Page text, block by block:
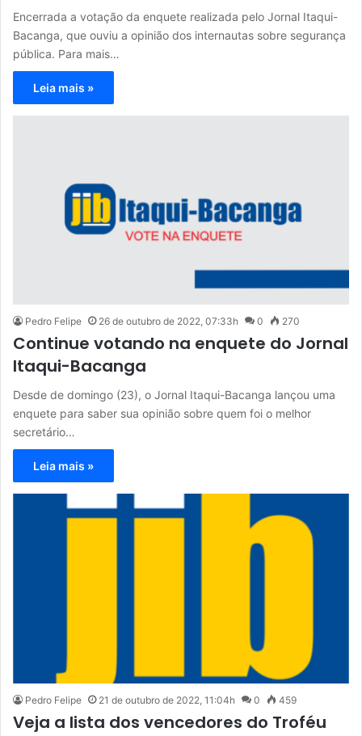
Encerrada a votação da enquete realizada pelo Jornal Itaqui-
Bacanga, que ouviu a opinião dos internautas sobre segurança
pública. Para mais…
Leia mais »
Pedro Felipe 26 de outubro de 2022, 07:33h 0 270
Continue votando na enquete do Jornal
Itaqui-Bacanga
Desde de domingo (23), o Jornal Itaqui-Bacanga lançou uma
enquete para saber sua opinião sobre quem foi o melhor
secretário…
Leia mais »
Pedro Felipe 21 de outubro de 2022, 11:04h 0 459
Veja a lista dos vencedores do Troféu